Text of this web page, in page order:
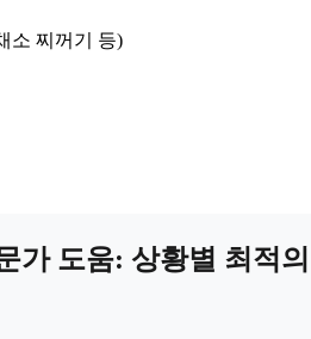
소 찌꺼기 등)
가 도움: 상황별 최적의